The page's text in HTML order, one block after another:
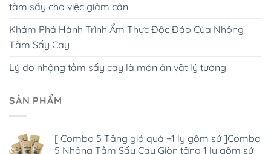
tằm sấy cho việc giảm cân
Khám Phá Hành Trình Ẩm Thực Độc Đáo Của Nhộng
Tằm Sấy Cay
Lý do nhộng tằm sấy cay là món ăn vặt lý tưởng
SẢN PHẨM
[ Combo 5 Tặng giỏ quà +1 ly gôm sứ ]Combo
5 Nhộng Tằm Sấy Cay Giòn tặng 1 ly gốm sứ